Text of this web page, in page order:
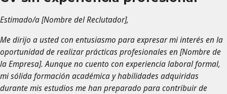
Estimado/a [Nombre del Reclutador],
Me dirijo a usted con entusiasmo para expresar mi interés en la
oportunidad de realizar prácticas profesionales en [Nombre de
la Empresa]. Aunque no cuento con experiencia laboral formal,
mi sólida formación académica y habilidades adquiridas
durante mis estudios me han preparado para contribuir de